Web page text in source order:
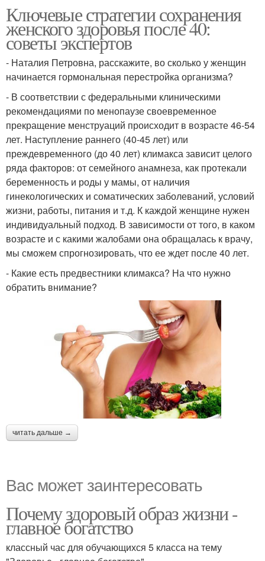
Ключевые стратегии сохранения
женского здоровья после 40:
советы экспертов
- Наталия Петровна, расскажите, во сколько у женщин
начинается гормональная перестройка организма?
- В соответствии с федеральными клиническими
рекомендациями по менопаузе своевременное
прекращение менструаций происходит в возрасте 46-54
лет. Наступление раннего (40-45 лет) или
преждевременного (до 40 лет) климакса зависит целого
ряда факторов: от семейного анамнеза, как протекали
беременность и роды у мамы, от наличия
гинекологических и соматических заболеваний, условий
жизни, работы, питания и т.д. К каждой женщине нужен
индивидуальный подход. В зависимости от того, в каком
возрасте и с какими жалобами она обращалась к врачу,
мы сможем спрогнозировать, что ее ждет после 40 лет.
- Какие есть предвестники климакса? На что нужно
обратить внимание?
читать дальше →
Вас может заинтересовать
Почему здоровый образ жизни -
главное богатство
классный час для обучающихся 5 класса на тему